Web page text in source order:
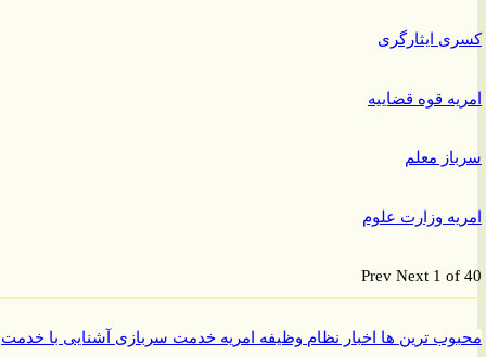
ایثارگری
قوه قضاییه
معلم
وزارت علوم
PrevNext 1
ترین هااخبار نظام وظیفهامریهخدمت سربازیآشنایی با خدمت